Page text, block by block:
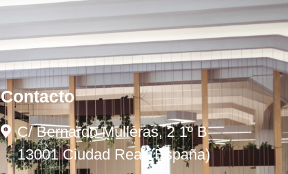
Contacto
C/ Bernardo Mulleras, 2 1º B
13001 Ciudad Real (España)